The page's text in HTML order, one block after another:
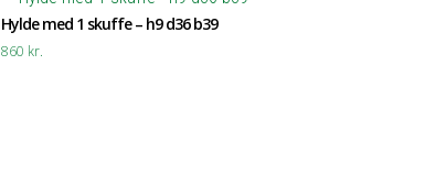
Hylde med 1 skuffe – h9 d36 b39
860 kr.